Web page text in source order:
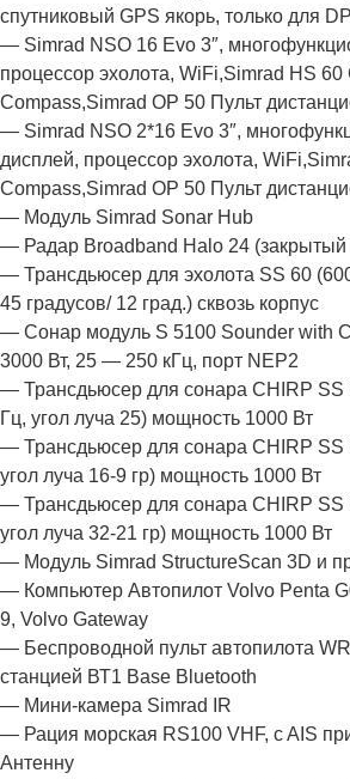
спутниковый GPS якорь, только для DPI
— Simrad NSO 16 Evo 3″,
процессор эхолота, WiFi,Simrad HS 60
Compass,Simrad OP 50 Пульт
— Simrad NSO 2*16 Evo 3″,
дисплей, процессор эхолота,
Compass,Simrad OP 50 Пульт
— Модуль Simrad Sonar Hub
— Радар Broadband Halo 24 (закрытый
— Трансдьюсер для эхолота SS 60
45 градусов/ 12 град.) сквозь корпус
— Сонар модуль S 5100 Sounder with
3000 Вт, 25 — 250 кГц, порт NEP2
— Трансдьюсер для сонара CHIRP SS
Гц, угол луча 25) мощность 1000 Вт
— Трансдьюсер для сонара CHIRP SS
угол луча 16-9 гр) мощность 1000 Вт
— Трансдьюсер для сонара CHIRP SS
угол луча 32-21 гр) мощность 1000 Вт
— Модуль Simrad StructureScan 3D и
— Компьютер Автопилот Volvo Penta
9, Volvo Gateway
— Беспроводной пульт автопилота
станцией ВТ1 Base Bluetooth
— Мини-камера Simrad IR
— Рация морская RS100 VHF, c AIS
Антенну